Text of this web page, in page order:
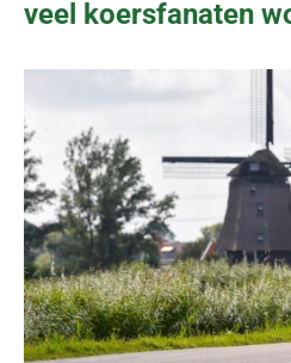
veel koersfanaten